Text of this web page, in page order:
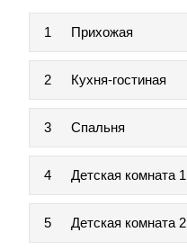
1 Прихожая
2 Кухня-гостиная
3 Спальня
4 Детская комната 1
5 Детская комната 2